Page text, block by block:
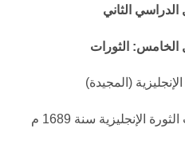
الدراسي الثاني
الخامس: الثورات
الإنجليزية (المجيدة)
الإنجليزية سنة 1689 م